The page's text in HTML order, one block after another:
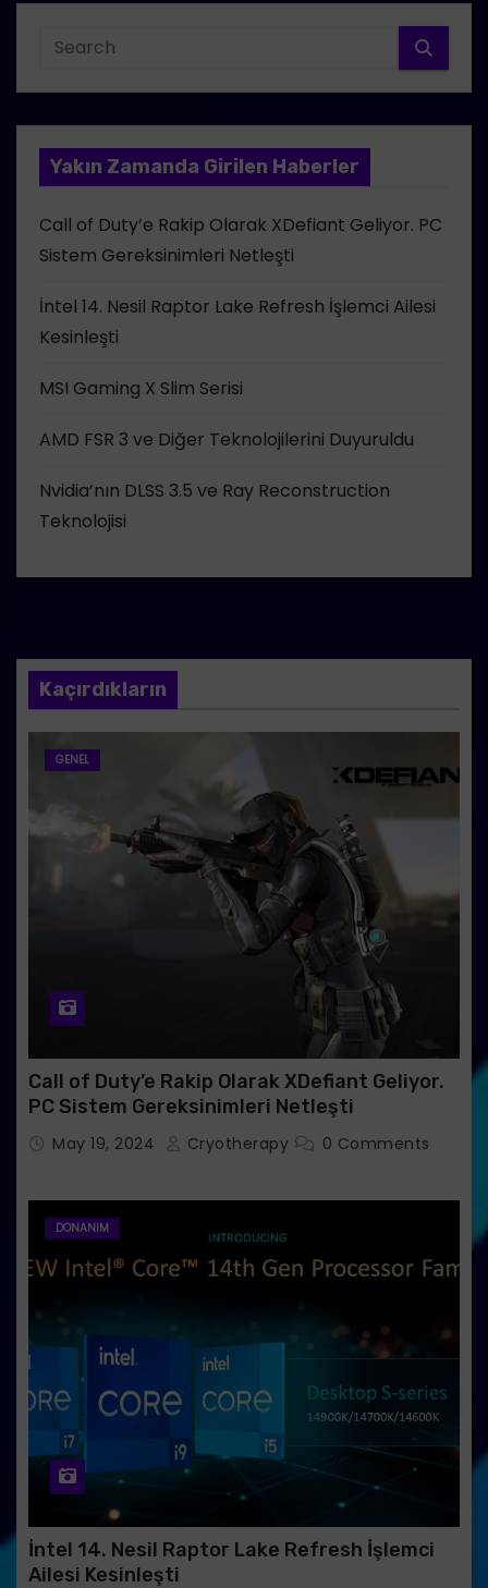
Yakın Zamanda Girilen Haberler
Call of Duty’e Rakip Olarak XDefiant Geliyor. PC
Sistem Gereksinimleri Netleşti
İntel 14. Nesil Raptor Lake Refresh İşlemci Ailesi
Kesinleşti
MSI Gaming X Slim Serisi
AMD FSR 3 ve Diğer Teknolojilerini Duyuruldu
Nvidia’nın DLSS 3.5 ve Ray Reconstruction
Teknolojisi
Kaçırdıkların
GENEL
Call of Duty’e Rakip Olarak XDefiant Geliyor.
PC Sistem Gereksinimleri Netleşti
May 19, 2024 Cryotherapy 0 Comments
DONANIM
İntel 14. Nesil Raptor Lake Refresh İşlemci
Ailesi Kesinleşti